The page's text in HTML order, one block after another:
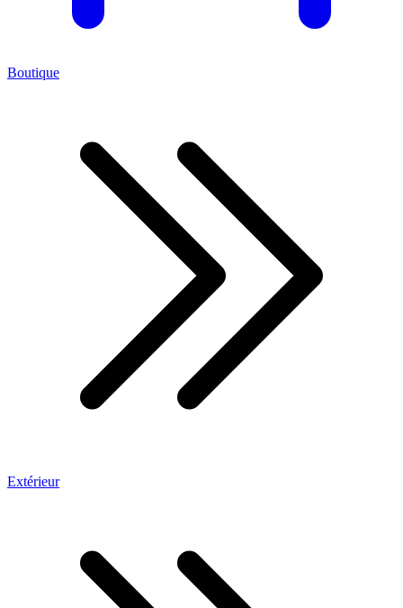
Boutique
Extérieur